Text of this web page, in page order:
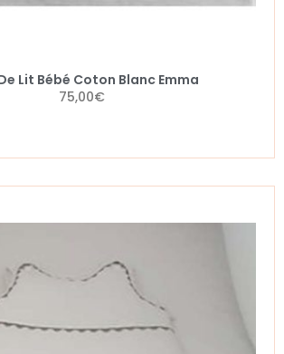
Lit Bébé Coton Blanc Emma
75,00€